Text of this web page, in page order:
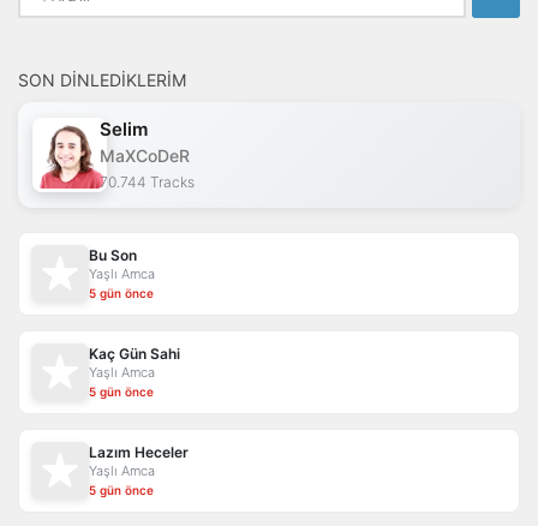
SON DINLEDIKLERIM
Selim
MaXCoDeR
70.744 Tracks
Bu Son
Yaşlı Amca
5 gün önce
Kaç Gün Sahi
Yaşlı Amca
5 gün önce
Lazım Heceler
Yaşlı Amca
5 gün önce